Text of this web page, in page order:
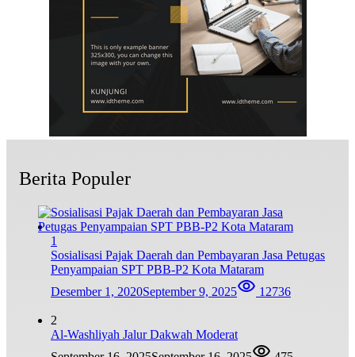
Berita Populer
1
Sosialisasi Pajak Daerah dan Pembayaran Jasa Petugas
Penyampaian SPT PBB-P2 Kota Mataram
Desember 1, 2020September 9, 2025 12736
2
Al-Washliyah Jalur Dakwah Moderat